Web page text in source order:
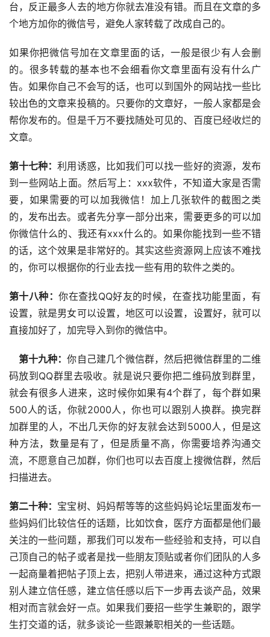
台，反正最多人去的地方你就去准没有错。而且在文章的多
个地方加你的微信号，避免人家转载了改成自己的。
如果你把微信号加在文章里面的话，一般是很少有人会删
的。很多转载的基本也不会细看你文章里面有没有什么广
告。如果你自己不会写的话，也可以到国外的网站找一些比
较出色的文章来投稿的。只要你的文章好，一般人家都是会
帮你发布的。但是千万不要找随处可见的、百度已经收烂的
文章。
第十七种：利用诱惑，比如我们可以找一些好的资源，发布
到一些网站上面。然后写上：xxx软件，不知道大家是否需
要，如果需要的可以加我微信！加上几张软件的截图之类
的，发布出去。或者先分享一部分出来，需要更多的可以加
你微信什么的、我还有xxx什么的。如果你能找到一些不错
的话，这个效果是非常好的。其实这些资源网上应该不难找
的，你可以根据你的行业去找一些有用的软件之类的。
第十八种：你在查找QQ好友的时候，在查找功能里面，有
设置，就是男女可以设置，地区可以设置，设置好，就可以
直接加好了，加完导入到你的微信中。
第十九种：你自己建几个微信群，然后把微信群里的二维
码放到QQ群里去吸收。就是说只要你把二维码放到群里，
就会有很多人进来，这时候你如果有4个群了，每个群如果
500人的话，你就2000人，你也可以跟别人换群。换完群
加群里的人，不出几天你的好友就会达到5000人，但是这
种方法，数量是有了，但是质量不高，你需要培养沟通交
流，不愿意自己加群，你们也可以去百度上搜微信群，然后
扫描进去。
第二十种： 宝宝树、妈妈帮等等的这些妈妈论坛里面发布一
些妈妈们比较信任的话题，比如饮食，医疗方面都是他们最
关注的一些问题，那我们可以发布一些经验和支持，可以自
己顶自己的帖子或者是找一些朋友顶贴或者你们团队的人多
一起商量着把帖子顶上去，把别人带进来，通过这种方式跟
别人建立信任感，建立信任感以后下一步再去谈产品，效果
相对而言就会好一点。如果我们要招一些学生兼职的，跟学
生打交道的话，就多谈论一些跟兼职相关的一些话题。